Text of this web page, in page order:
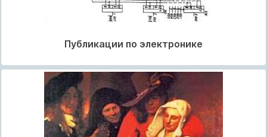
Публикации по электронике